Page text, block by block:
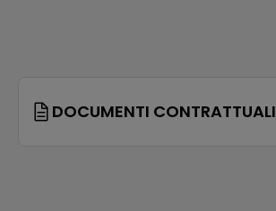
DOCUMENTI CONTRATTUALI